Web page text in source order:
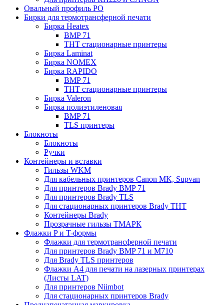
Овальный профиль PO
Бирки для термотрансферной печати
Бирка Heatex
BMP 71
THT стационарные принтеры
Бирка Laminat
Бирка NOMEX
Бирка RAPIDO
BMP 71
THT стационарные принтеры
Бирка Valeron
Бирка полиэтиленовая
BMP 71
TLS принтеры
Блокноты
Блокноты
Ручки
Контейнеры и вставки
Гильзы WKM
Для кабельных принтеров Canon MK, Supvan
Для принтеров Brady BMP 71
Для принтеров Brady TLS
Для стационарных принтеров Brady THT
Контейнеры Brady
Прозрачные гильзы ТМАРК
Флажки P и T-формы
Флажки для термотрансферной печати
Для принтеров Brady BMP 71 и M710
Для Brady TLS принтеров
Флажки A4 для печати на лазерных принтерах
(Листы LAT)
Для принтеров Niimbot
Для стационарных принтеров Brady